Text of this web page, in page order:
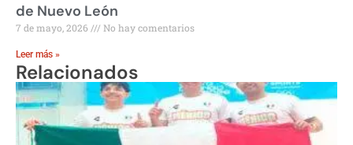
de Nuevo León
7 de mayo, 2026 No hay comentarios
Leer más »
Relacionados